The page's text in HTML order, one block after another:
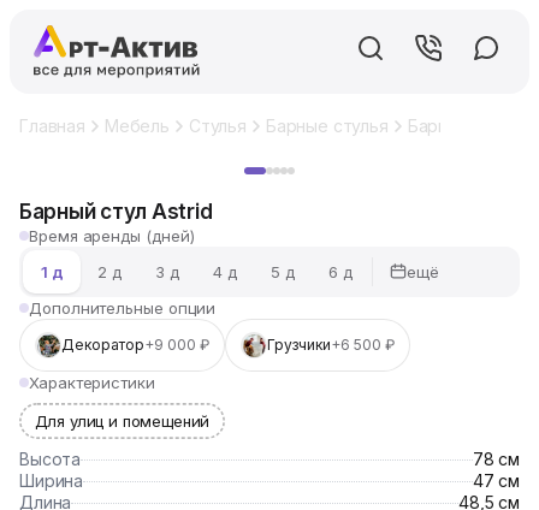
Главная Мебель Стулья Барные стулья Барный стул
Барный стул Astrid
Время аренды (дней)
1 д
2 д 3 д 4 д 5 д 6 д
ещё
Дополнительные опции
Декоратор+9 000 ₽ Грузчики+6 500 ₽
Характеристики
Для улиц и помещений
Высота
78 см
Ширина
47 см
Длина
48,5 см